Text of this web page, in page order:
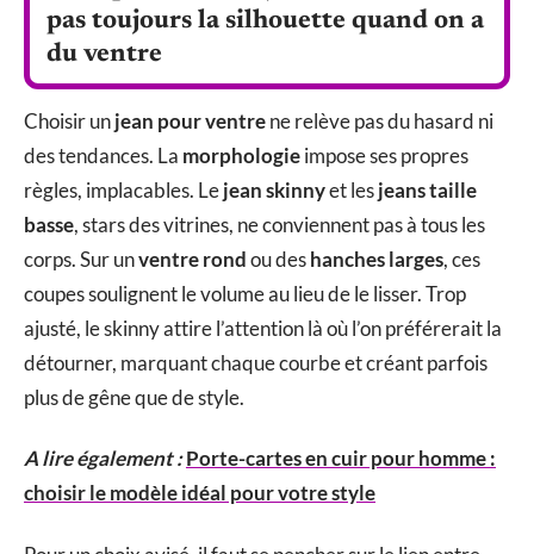
pas toujours la silhouette quand on a
du ventre
Choisir unjean pour ventrene relève pas du hasard ni
des tendances. La morphologieimpose ses propres
règles, implacables. Lejean skinnyet lesjeans taille
basse, stars des vitrines, ne conviennent pas à tous les
corps. Sur unventre rondou deshanches larges, ces
coupes soulignent le volume au lieu de le lisser. Trop
ajusté, le skinny attire l’attention là où l’on préférerait la
détourner, marquant chaque courbe et créant parfois
plus de gêne que de style.
A lire également :Porte-cartes en cuir pour homme :
choisir le modèle idéal pour votre style